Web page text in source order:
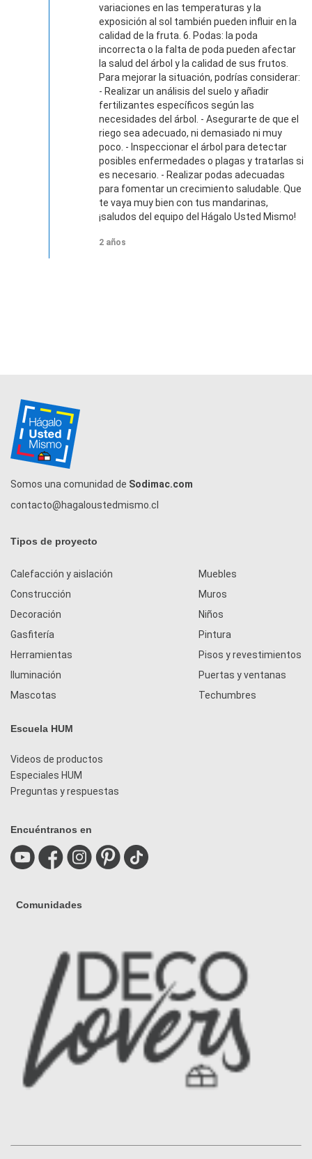
variaciones en las temperaturas y la
exposición al sol también pueden influir en la
calidad de la fruta. 6. Podas: la poda
incorrecta o la falta de poda pueden afectar
la salud del árbol y la calidad de sus frutos.
Para mejorar la situación, podrías considerar:
- Realizar un análisis del suelo y añadir
fertilizantes específicos según las
necesidades del árbol. - Asegurarte de que el
riego sea adecuado, ni demasiado ni muy
poco. - Inspeccionar el árbol para detectar
posibles enfermedades o plagas y tratarlas si
es necesario. - Realizar podas adecuadas
para fomentar un crecimiento saludable. Que
te vaya muy bien con tus mandarinas,
¡saludos del equipo del Hágalo Usted Mismo!
2 años
Somos una comunidad de Sodimac.com
contacto@hagaloustedmismo.cl
Tipos de proyecto
Calefacción y aislación
Construcción
Decoración
Gasfitería
Herramientas
Iluminación
Mascotas
Muebles
Muros
Niños
Pintura
Pisos y revestimientos
Puertas y ventanas
Techumbres
Escuela HUM
Videos de productos
Especiales HUM
Preguntas y respuestas
Encuéntranos en
Comunidades